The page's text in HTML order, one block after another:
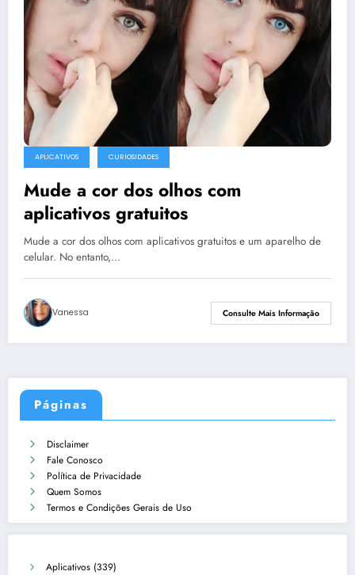
APLICATIVOS CURIOSIDADES
Mude a cor dos olhos com
aplicativos gratuitos
Mude a cor dos olhos com aplicativos gratuitos e um aparelho de
celular. No entanto,…
Vanessa Consulte Mais Informação
Páginas
Disclaimer
Fale Conosco
Política de Privacidade
Quem Somos
Termos e Condições Gerais de Uso
Aplicativos (339)